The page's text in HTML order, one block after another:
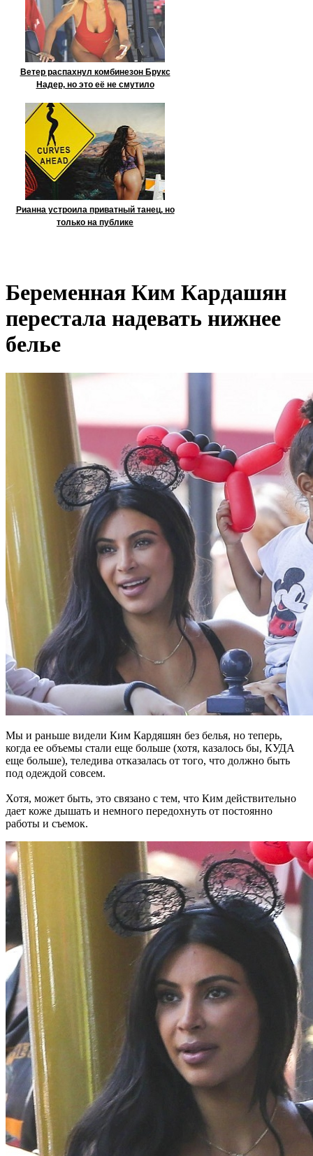
Ветер распахнул комбинезон Брукс
Надер, но это её не смутило
Рианна устроила приватный танец, но
только на публике
Беременная Ким Кардашян
перестала надевать нижнее
белье
Мы и раньше видели Ким Кардяшян без белья, но теперь,
когда ее объемы стали еще больше (хотя, казалось бы, КУДА
еще больше), теледива отказалась от того, что должно быть
под одеждой совсем.
Хотя, может быть, это связано с тем, что Ким действительно
дает коже дышать и немного передохнуть от постоянно
работы и съемок.